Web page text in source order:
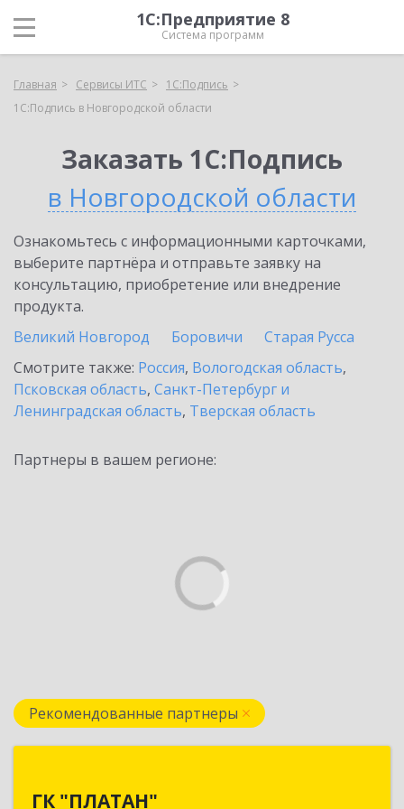
1С:Предприятие 8
Система программ
Главная Сервисы ИТС
1С:Подпись
1С:Подпись в Новгородской области
Заказать 1С:Подпись
в Новгородской области
Ознакомьтесь с информационными карточками,
выберите партнёра и отправьте заявку на
консультацию, приобретение или внедрение
продукта.
Великий Новгород
Боровичи
Старая Русса
Смотрите также: Россия, Вологодская область,
Псковская область, Санкт-Петербург и
Ленинградская область, Тверская область
Партнеры в вашем регионе:
Рекомендованные партнеры
ГК "ПЛАТАН"